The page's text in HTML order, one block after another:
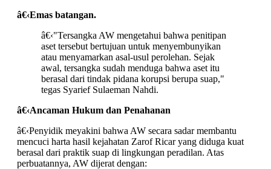
â€‹Emas batangan.
â€‹"Tersangka AW mengetahui bahwa penitipan
aset tersebut bertujuan untuk menyembunyikan
atau menyamarkan asal-usul perolehan. Sejak
awal, tersangka sudah menduga bahwa aset itu
berasal dari tindak pidana korupsi berupa suap,"
tegas Syarief Sulaeman Nahdi.
â€‹Ancaman Hukum dan Penahanan
â€‹Penyidik meyakini bahwa AW secara sadar membantu
mencuci harta hasil kejahatan Zarof Ricar yang diduga kuat
berasal dari praktik suap di lingkungan peradilan. Atas
perbuatannya, AW dijerat dengan: